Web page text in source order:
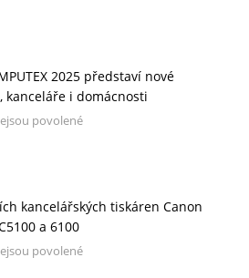
2025 představí nové
i domácnosti
povolené
kancelářských tiskáren Canon
a 6100
povolené